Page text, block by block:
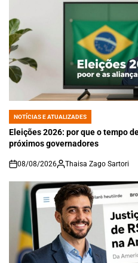
POSTED
IN
NOTÍCIAS E ATUALIZADES
Eleições 2026: por que o tempo
próximos governadores
on
08/08/2026 Thaisa Zago Sartori